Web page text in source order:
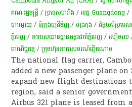
គណៈរដ្ឋមន្រ្តី /ប្រទេសបារាំង /ខេត្ត Guangdong/
ហាណូយ /ទីក្រុងហូជីមិញ /ហុងកុង /ជំនួយពីប្រទេស
ភ្នំពេញ /អាកាសយានដ្ឋានអន្តរជាតិភ្នំពេញ /សៀមរាប
ពាណិជ្ជកម្ម /ក្រុមហ៊ុនអាកាសចរណ៍វៀតណាម
The national flag carrier,
added a new passenger plane
expand new flight destinations
region, said a senior
Airbus 321 plane is leased from